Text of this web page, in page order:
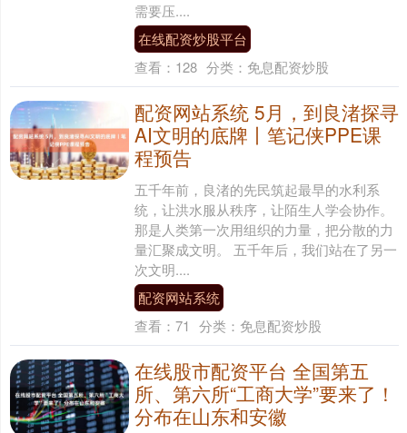
需要压....
在线配资炒股平台
查看： 128 分类： 免息配资炒股
配资网站系统 5月，到良渚探寻
AI文明的底牌丨笔记侠PPE课
程预告
五千年前，良渚的先民筑起最早的水利系
统，让洪水服从秩序，让陌生人学会协作。
那是人类第一次用组织的力量，把分散的力
量汇聚成文明。 五千年后，我们站在了另一
次文明....
配资网站系统
查看： 71 分类： 免息配资炒股
在线股市配资平台 全国第五
所、第六所“工商大学”要来了！
分布在山东和安徽